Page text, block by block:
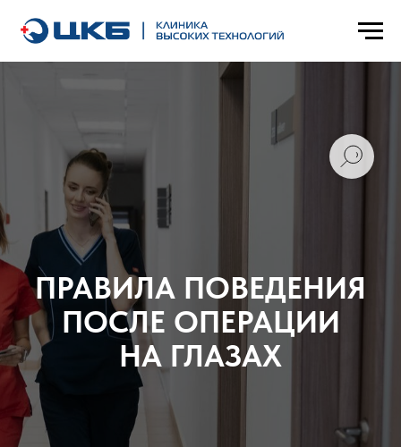
ПРАВИЛА ПОВЕДЕНИЯ
ПОСЛЕ ОПЕРАЦИИ
НА ГЛАЗАХ